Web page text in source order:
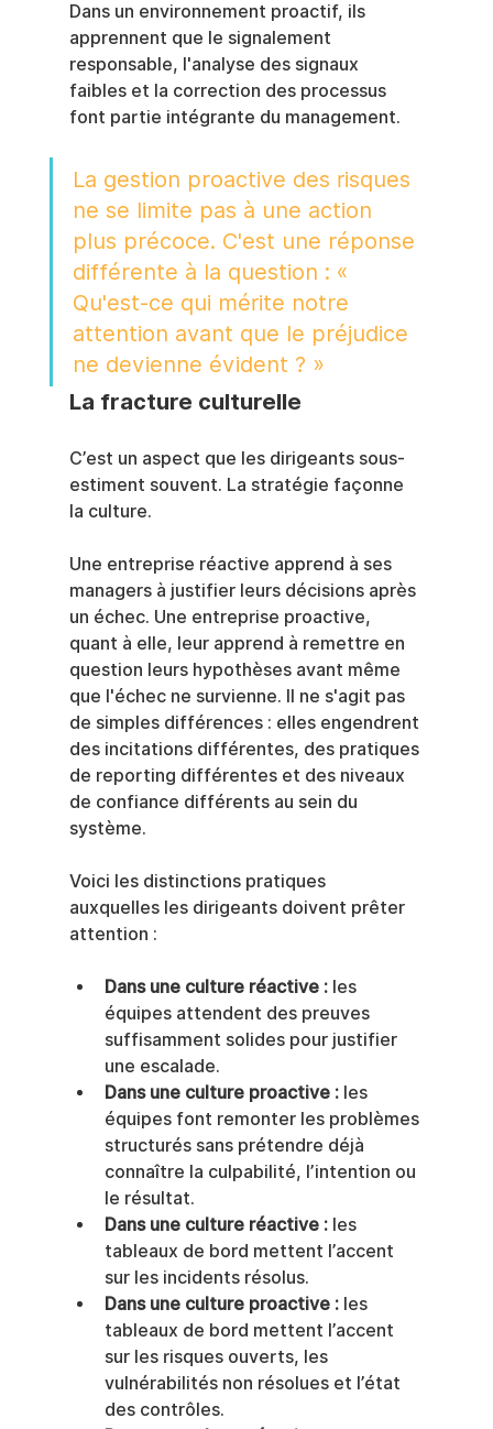
Dans un environnement proactif, ils
apprennent que le signalement
responsable, l'analyse des signaux
faibles et la correction des processus
font partie intégrante du management.
La gestion proactive des risques
ne se limite pas à une action
plus précoce. C'est une réponse
différente à la question : «
Qu'est-ce qui mérite notre
attention avant que le préjudice
ne devienne évident ? »
La fracture culturelle
C’est un aspect que les dirigeants sous-
estiment souvent. La stratégie façonne
la culture.
Une entreprise réactive apprend à ses
managers à justifier leurs décisions après
un échec. Une entreprise proactive,
quant à elle, leur apprend à remettre en
question leurs hypothèses avant même
que l'échec ne survienne. Il ne s'agit pas
de simples différences : elles engendrent
des incitations différentes, des pratiques
de reporting différentes et des niveaux
de confiance différents au sein du
système.
Voici les distinctions pratiques
auxquelles les dirigeants doivent prêter
attention :
Dans une culture réactive : les
équipes attendent des preuves
suffisamment solides pour justifier
une escalade.
Dans une culture proactive : les
équipes font remonter les problèmes
structurés sans prétendre déjà
connaître la culpabilité, l’intention ou
le résultat.
Dans une culture réactive : les
tableaux de bord mettent l’accent
sur les incidents résolus.
Dans une culture proactive : les
tableaux de bord mettent l’accent
sur les risques ouverts, les
vulnérabilités non résolues et l’état
des contrôles.